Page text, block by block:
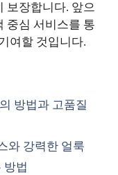
보장합니다. 앞으
중심 서비스를 통
여할 것입니다.
방법과 고품질
와 강력한 얼룩
방법